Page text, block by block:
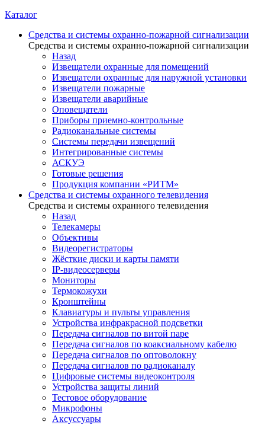
Каталог
Средства и системы охранно-пожарной сигнализации
Средства и системы охранно-пожарной сигнализации
Назад
Извещатели охранные для помещений
Извещатели охранные для наружной установки
Извещатели пожарные
Извещатели аварийные
Оповещатели
Приборы приемно-контрольные
Радиоканальные системы
Системы передачи извещений
Интегрированные системы
АСКУЭ
Готовые решения
Продукция компании «РИТМ»
Средства и системы охранного телевидения
Средства и системы охранного телевидения
Назад
Телекамеры
Объективы
Видеорегистраторы
Жёсткие диски и карты памяти
IP-видеосерверы
Мониторы
Термокожухи
Кронштейны
Клавиатуры и пульты управления
Устройства инфракрасной подсветки
Передача сигналов по витой паре
Передача сигналов по коаксиальному кабелю
Передача сигналов по оптоволокну
Передача сигналов по радиоканалу
Цифровые системы видеоконтроля
Устройства защиты линий
Тестовое оборудование
Микрофоны
Аксуссуары